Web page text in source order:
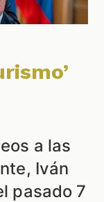
a las
Iván
pasado 7